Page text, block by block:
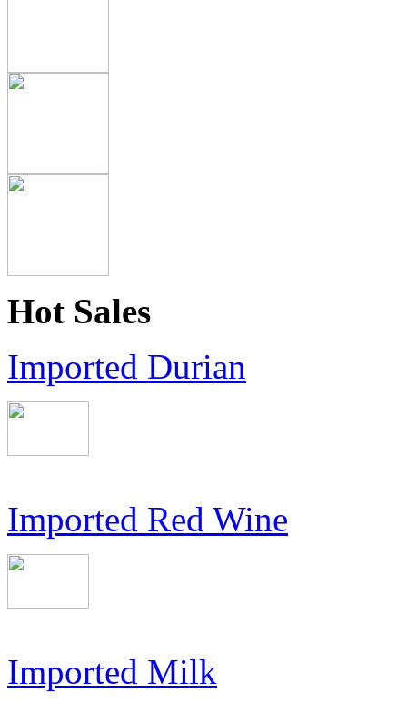
Hot Sales
Imported Durian
Imported Red Wine
Imported Milk